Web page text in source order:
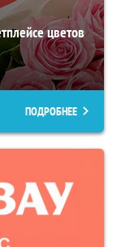
цветов
ПОДРОБНЕЕ